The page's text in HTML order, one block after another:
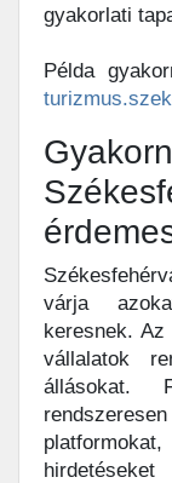
gyakorlati
Példa
várja
keresnek.
vállalatok
állásokat.